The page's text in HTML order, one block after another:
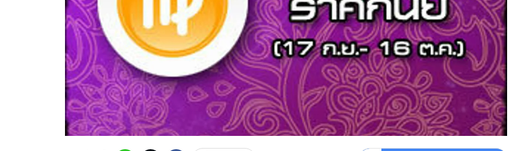
ดาวน์โหลดสนุกแอปฟรี ติดตามสนุกโซเชียลได้ที่
สงวนลิขสิทธิ์ © 2569 บริษัท อิมเมจ ฟิวเจอร์ (ประเทศไทย) จำกัด